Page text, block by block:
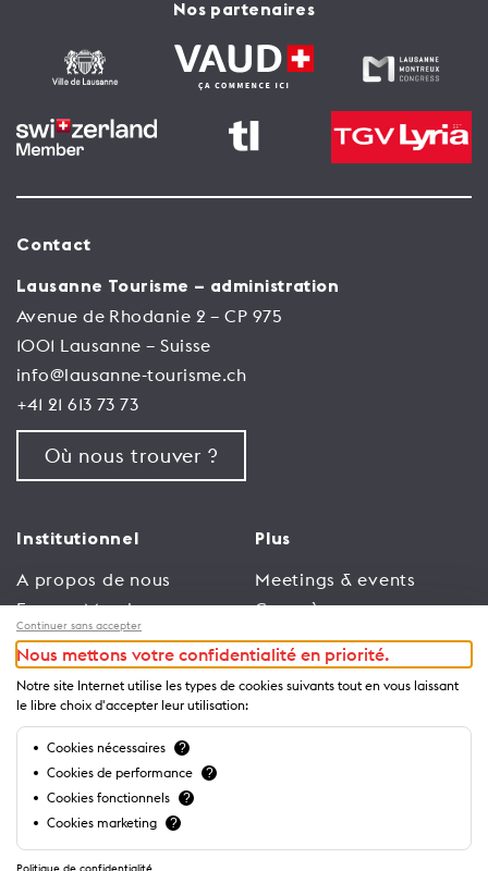
Nos partenaires
Contact
Lausanne Tourisme – administration
Avenue de Rhodanie 2 – CP 975
1001 Lausanne – Suisse
info@lausanne-tourisme.ch
+41 21 613 73 73
Où nous trouver ?
Institutionnel
A propos de nous
Espace Membres
Emploi
Conditions générales
d’utilisation
Politique de
confidentialité
Plus
Meetings & events
Congrès
Trade
Espace Médias
Annonceurs
Brochures et guides
Continuer sans accepter
Nous mettons votre confidentialité en priorité.
Notre site Internet utilise les types de cookies suivants tout en vous laissant
le libre choix d'accepter leur utilisation:
Cookies nécessaires ?
Cookies de performance ?
Cookies fonctionnels ?
Cookies marketing ?